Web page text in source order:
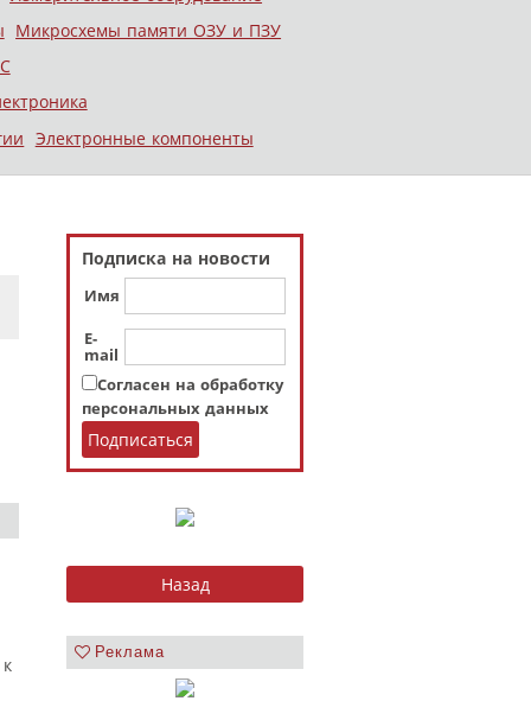
Микросхемы памяти ОЗУ и ПЗУ
Электронные компоненты
Подписка на новости
Имя
E-
mail
Согласен на обработку
персональных данных
Реклама